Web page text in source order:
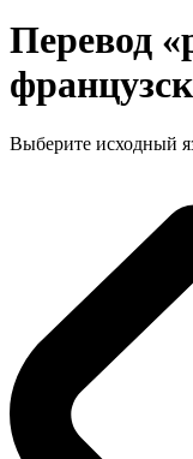
Перевод
Выберите исходный